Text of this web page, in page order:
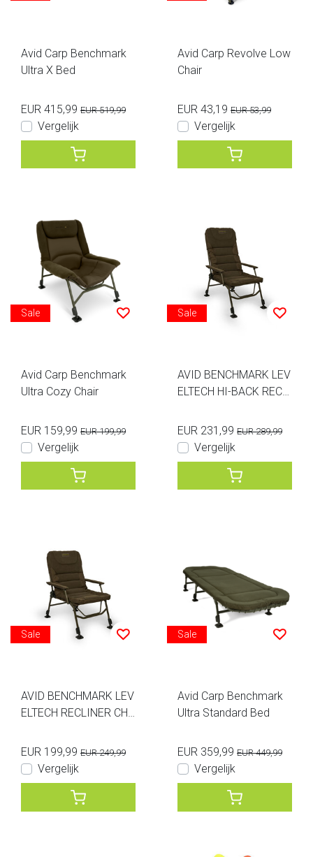
Avid Carp Benchmark
Ultra X Bed
EUR 415,99 EUR 519,99
Vergelijk
Avid Carp Revolve Low
Chair
EUR 43,19 EUR 53,99
Vergelijk
Sale
Avid Carp Benchmark
Ultra Cozy Chair
EUR 159,99 EUR 199,99
Vergelijk
Sale
AVID BENCHMARK LEV
ELTECH HI-BACK RECLI
EUR 231,99 EUR 289,99
Vergelijk
Sale
AVID BENCHMARK LEV
ELTECH RECLINER CHA
EUR 199,99 EUR 249,99
Vergelijk
Sale
Avid Carp Benchmark
Ultra Standard Bed
EUR 359,99 EUR 449,99
Vergelijk